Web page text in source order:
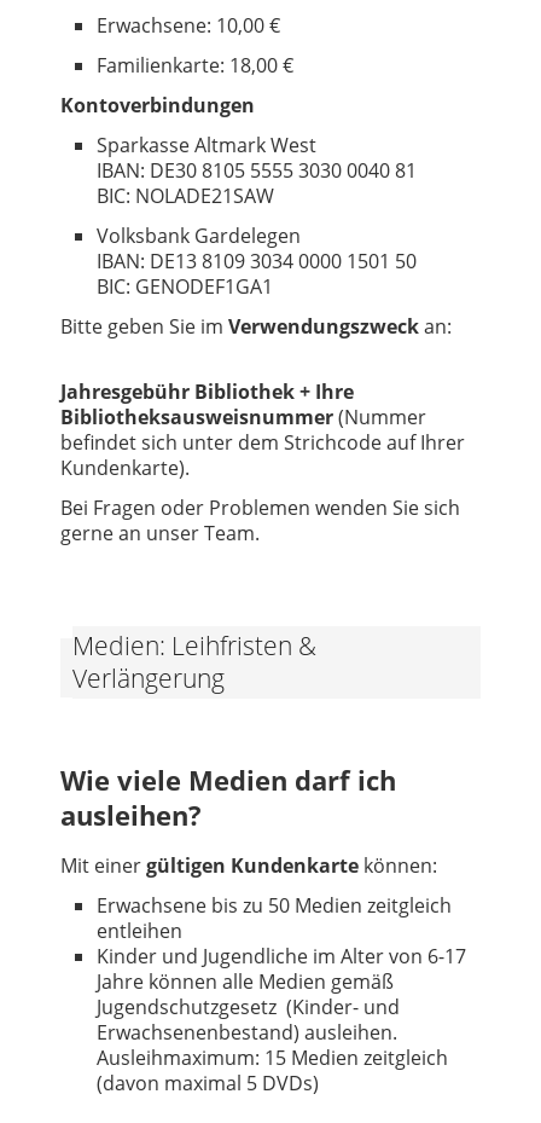
Erwachsene: 10,00 €
Familienkarte: 18,00 €
Kontoverbindungen
Sparkasse Altmark West
IBAN: DE30 8105 5555 3030 0040 81
BIC: NOLADE21SAW
Volksbank Gardelegen
IBAN: DE13 8109 3034 0000 1501 50
BIC: GENODEF1GA1
Bitte geben Sie im Verwendungszweckan:
Jahresgebühr Bibliothek + Ihre
Bibliotheksausweisnummer(Nummer
befindet sich unter dem Strichcode auf Ihrer
Kundenkarte).
Bei Fragen oder Problemen wenden Sie sich
gerne an unser Team.
Medien: Leihfristen &
Verlängerung
Wie viele Medien darf ich
ausleihen?
Mit einergültigen Kundenkarte können:
Erwachsene bis zu 50 Medien zeitgleich
entleihen
Kinder und Jugendliche im Alter von 6-17
Jahre können alle Medien gemäß
Jugendschutzgesetz (Kinder- und
Erwachsenenbestand) ausleihen.
Ausleihmaximum: 15 Medien zeitgleich
(davon maximal 5 DVDs)